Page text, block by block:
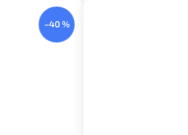
–40 %